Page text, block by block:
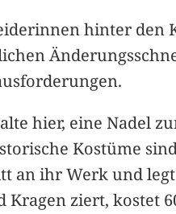
hinter den
hier, eine Nadel
Kostüme
an ihr Werk und
ziert, kostet